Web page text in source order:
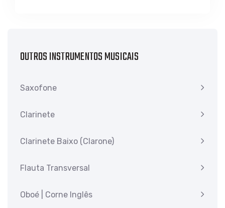
OUTROS INSTRUMENTOS MUSICAIS
Saxofone
Clarinete
Clarinete Baixo (Clarone)
Flauta Transversal
Oboé | Corne Inglês